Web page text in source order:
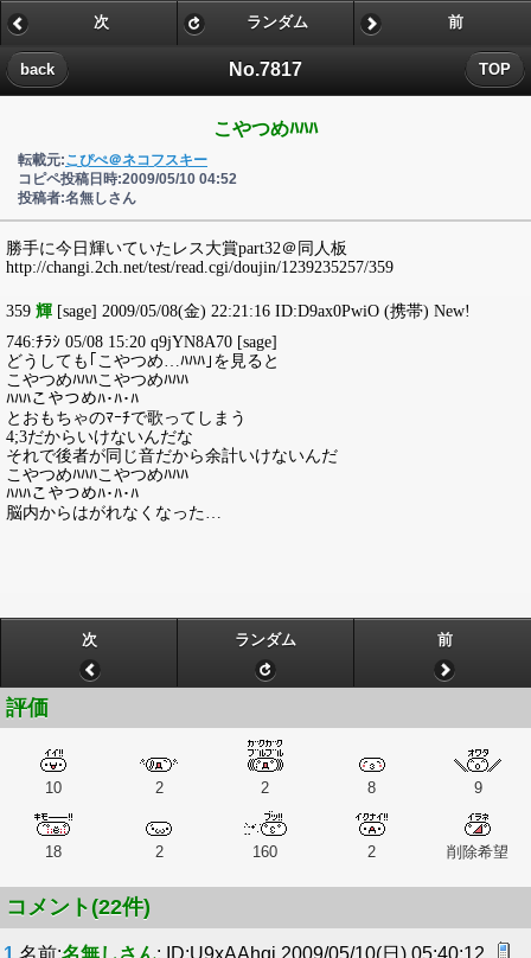
No.7817
back TOP
次 ランダム 前
こやつめﾊﾊﾊ
転載元:こぴぺ＠ネコフスキー
コピペ投稿日時:2009/05/10 04:52
投稿者:名無しさん
勝手に今日輝いていたレス大賞part32＠同人板
http://changi.2ch.net/test/read.cgi/doujin/1239235257/359
359 輝 [sage] 2009/05/08(金) 22:21:16 ID:D9ax0PwiO (携帯) New!
746:ﾁﾗｼ 05/08 15:20 q9jYN8A70 [sage]
どうしても｢こやつめ…ﾊﾊﾊ｣を見ると
こやつめﾊﾊﾊこやつめﾊﾊﾊ
ﾊﾊﾊこやつめﾊ･ﾊ･ﾊ
とおもちゃのﾏｰﾁで歌ってしまう
4;3だからいけないんだな
それで後者が同じ音だから余計いけないんだ
こやつめﾊﾊﾊこやつめﾊﾊﾊ
ﾊﾊﾊこやつめﾊ･ﾊ･ﾊ
脳内からはがれなくなった…
次 ランダム 前
評価
10 2 2 8 9
18 2 160 2 削除希望
コメント(22件)